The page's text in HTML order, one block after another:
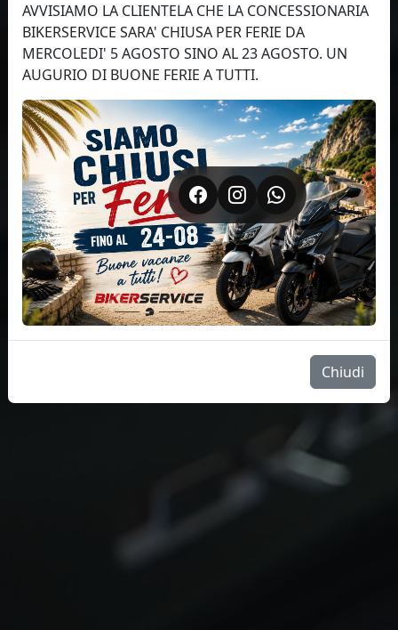
AVVISIAMO LA CLIENTELA CHE LA CONCESSIONARIA
BIKERSERVICE SARA' CHIUSA PER FERIE DA
MERCOLEDI' 5 AGOSTO SINO AL 23 AGOSTO. UN
AUGURIO DI BUONE FERIE A TUTTI.
Chiudi